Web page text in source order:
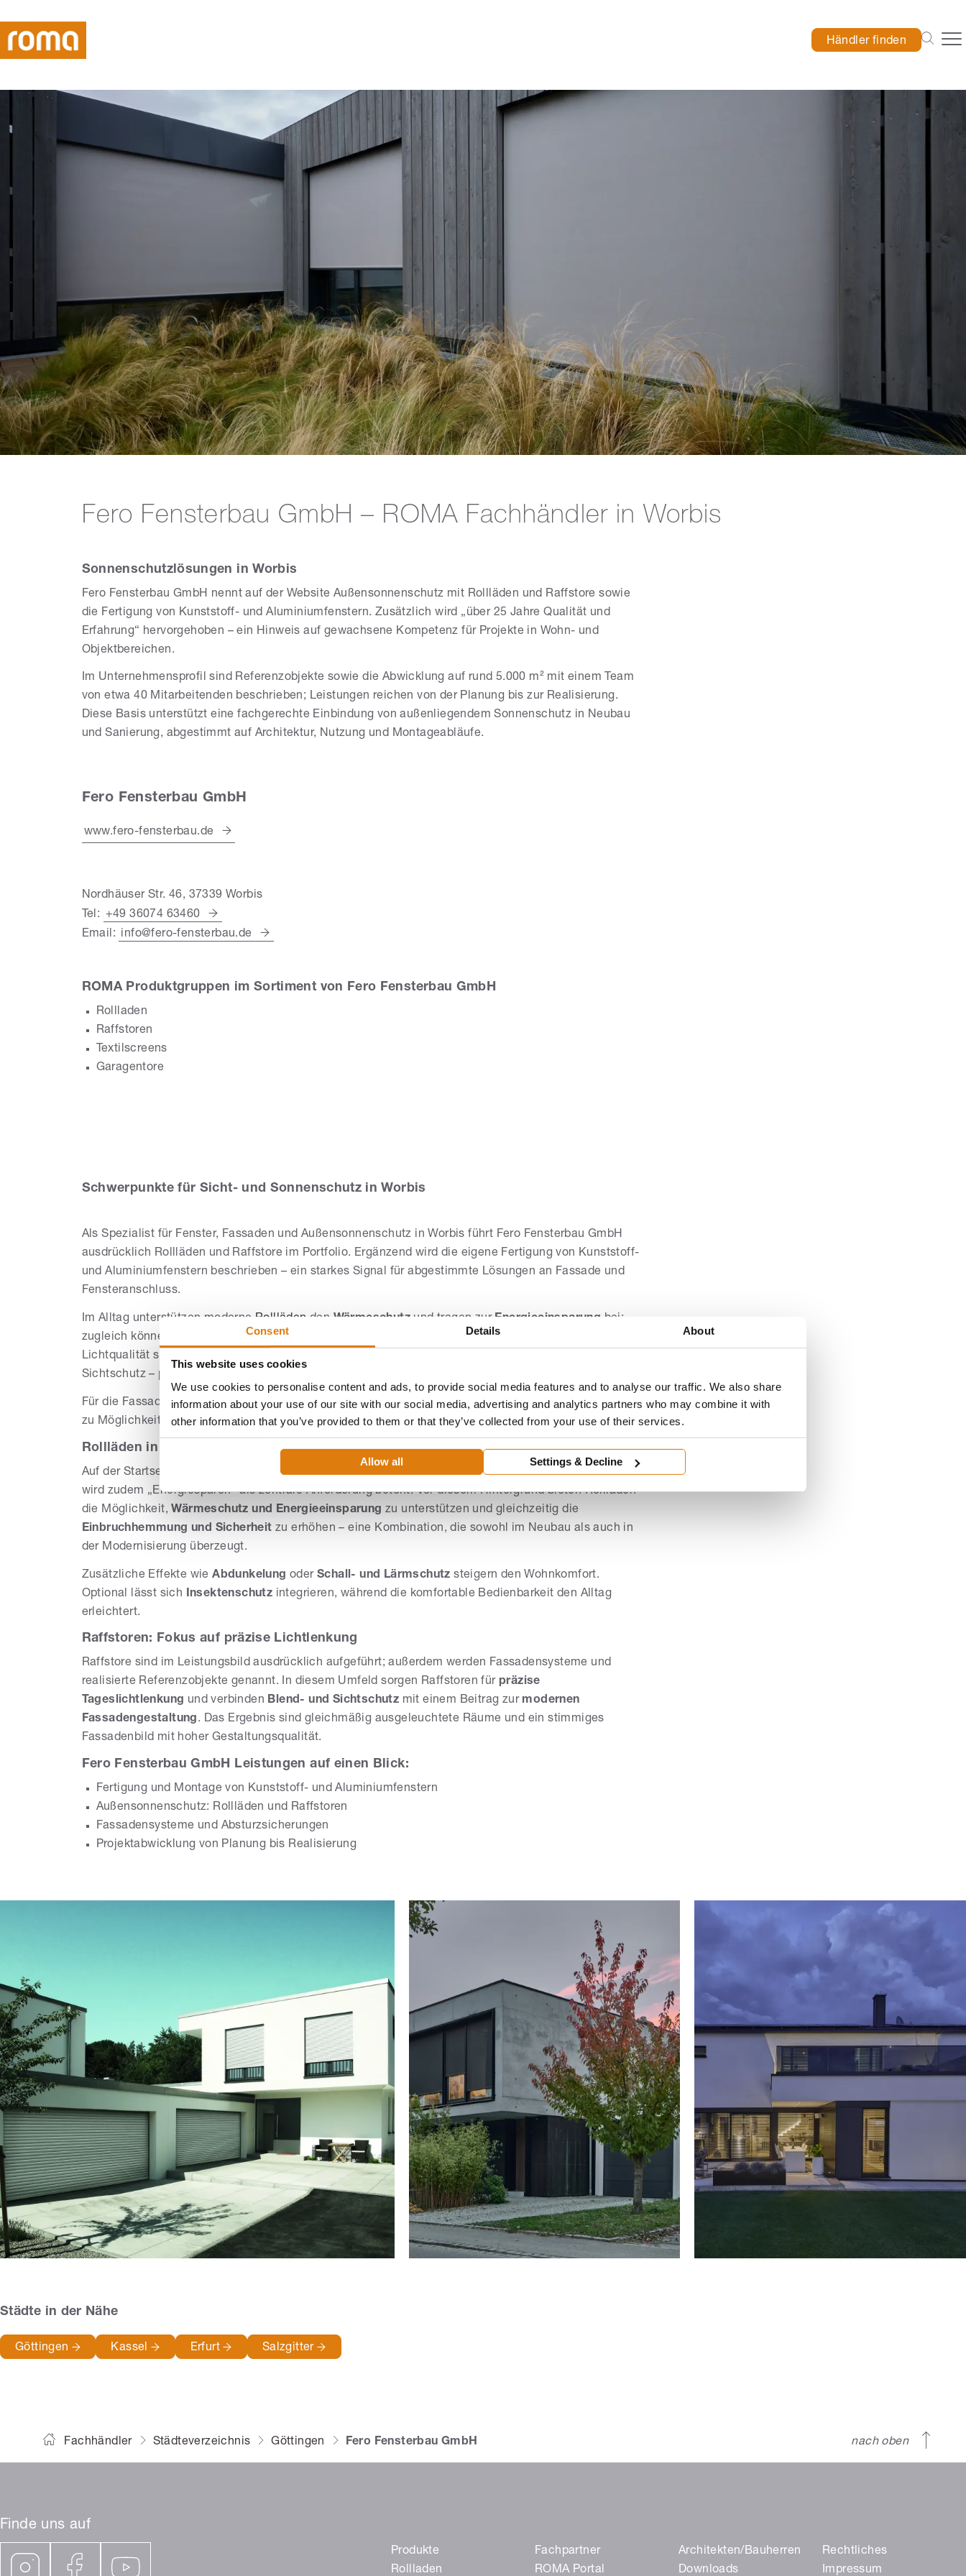
Consent Details About
This website uses cookies
We use cookies to personalise content and ads, to provide social media features and to analyse our traffic. We also share
information about your use of our site with our social media, advertising and analytics partners who may combine it with
other information that you’ve provided to them or that they’ve collected from your use of their services.
Settings & Decline
Allow all
Händler finden
Fero Fensterbau GmbH – ROMA Fachhändler in Worbis
Sonnenschutzlösungen in Worbis
Fero Fensterbau GmbH nennt auf der Website Außensonnenschutz mit Rollläden und Raffstore sowie
die Fertigung von Kunststoff- und Aluminiumfenstern. Zusätzlich wird „über 25 Jahre Qualität und
Erfahrung“ hervorgehoben – ein Hinweis auf gewachsene Kompetenz für Projekte in Wohn- und
Objektbereichen.
Im Unternehmensprofil sind Referenzobjekte sowie die Abwicklung auf rund 5.000 m² mit einem Team
von etwa 40 Mitarbeitenden beschrieben; Leistungen reichen von der Planung bis zur Realisierung.
Diese Basis unterstützt eine fachgerechte Einbindung von außenliegendem Sonnenschutz in Neubau
und Sanierung, abgestimmt auf Architektur, Nutzung und Montageabläufe.
Fero Fensterbau GmbH
www.fero-fensterbau.de
Nordhäuser Str. 46, 37339 Worbis
Tel: +49 36074 63460
Email: info@fero-fensterbau.de
ROMA Produktgruppen im Sortiment von Fero Fensterbau GmbH
Rollladen
Raffstoren
Textilscreens
Garagentore
Schwerpunkte für Sicht- und Sonnenschutz in Worbis
Als Spezialist für Fenster, Fassaden und Außensonnenschutz in Worbis führt Fero Fensterbau GmbH
ausdrücklich Rollläden und Raffstore im Portfolio. Ergänzend wird die eigene Fertigung von Kunststoff-
und Aluminiumfenstern beschrieben – ein starkes Signal für abgestimmte Lösungen an Fassade und
Fensteranschluss.
Im Alltag unterstützen moderne Rollläden den Wärmeschutz und tragen zur Energieeinsparung bei;
zugleich können sie die Sicherheit am Gebäude erhöhen. Für Räume mit hohen Ansprüchen an
Lichtqualität sorgen
durch präzise
Sichtschutz – passend für Wohnräume und Arbeitsbereiche.
Für die Fassadengestaltung spielt die Wahl der Farbeneine wichtige Rolle; einen fundierten Überblick
zu Möglichkeiten und Oberflächen bietetFarben.
Rollläden in Worbis: Energie sparen und Schutz kombinieren
Auf der Startseite werden Rollläden als eigener Produktbereich genannt; in den Produktinformationen
wird zudem „Energiesparen“ als zentrale Anforderung betont. Vor diesem Hintergrund bieten Rollläden
die Möglichkeit, Wärmeschutz und Energieeinsparung zu unterstützen und gleichzeitig die
Einbruchhemmung und Sicherheit zu erhöhen – eine Kombination, die sowohl im Neubau als auch in
der Modernisierung überzeugt.
Zusätzliche Effekte wieAbdunkelung oderSchall- und Lärmschutz steigern den Wohnkomfort.
Optional lässt sich Insektenschutz integrieren, während die komfortable Bedienbarkeit den Alltag
erleichtert.
Raffstoren: Fokus auf präzise Lichtlenkung
Raffstore sind im Leistungsbild ausdrücklich aufgeführt; außerdem werden Fassadensysteme und
realisierte Referenzobjekte genannt. In diesem Umfeld sorgen Raffstoren für präzise
Tageslichtlenkung und verbinden Blend- und Sichtschutz mit einem Beitrag zur modernen
Fassadengestaltung. Das Ergebnis sind gleichmäßig ausgeleuchtete Räume und ein stimmiges
Fassadenbild mit hoher Gestaltungsqualität.
Fero Fensterbau GmbH Leistungen auf einen Blick:
Fertigung und Montage von Kunststoff- und Aluminiumfenstern
Außensonnenschutz: Rollläden und Raffstoren
Fassadensysteme und Absturzsicherungen
Projektabwicklung von Planung bis Realisierung
Städte in der Nähe
Göttingen Kassel Erfurt Salzgitter
Fachhändler Städteverzeichnis Göttingen Fero Fensterbau GmbH nach oben
Finde uns auf
Produkte
Rollladen
Fachpartner
ROMA Portal
Architekten/Bauherren
Downloads
Rechtliches
Impressum